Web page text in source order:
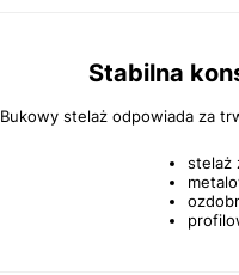
Stabilna
Bukowy stelaż odpowiada za
stelaż